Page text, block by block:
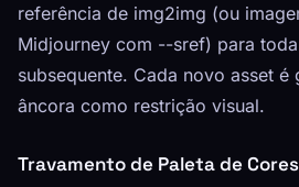
referência de img2img (ou
Midjourney com --sref) para
subsequente. Cada novo asset é
âncora como restrição visual.
Travamento de Paleta de Cores